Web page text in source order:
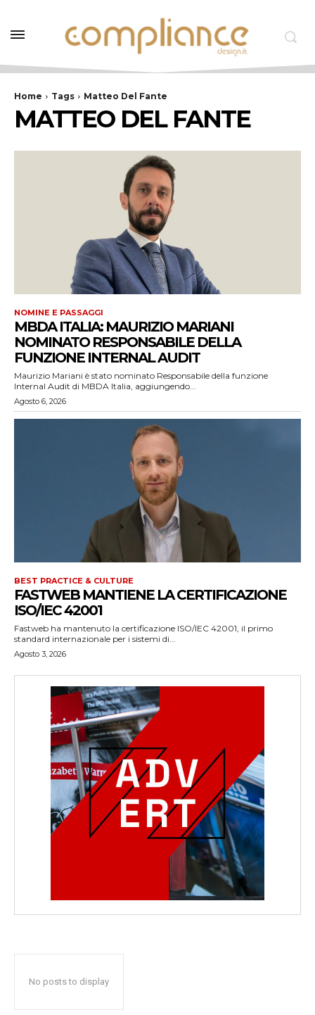
Home Tags Matteo Del Fante
MATTEO DEL FANTE
NOMINE E PASSAGGI
MBDA ITALIA: MAURIZIO MARIANI
NOMINATO RESPONSABILE DELLA
FUNZIONE INTERNAL AUDIT
Maurizio Mariani è stato nominato Responsabile della funzione
Internal Audit di MBDA Italia, aggiungendo...
Agosto 6, 2026
BEST PRACTICE & CULTURE
FASTWEB MANTIENE LA CERTIFICAZIONE
ISO/IEC 42001
Fastweb ha mantenuto la certificazione ISO/IEC 42001, il primo
standard internazionale per i sistemi di...
Agosto 3, 2026
No posts to display